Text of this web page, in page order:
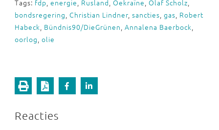
Tags: fdp, energie, Rusland, Oekraïne, Olaf Scholz,
bondsregering, Christian Lindner, sancties, gas, Robert
Habeck, Bündnis90/DieGrünen, Annalena Baerbock,
oorlog, olie
Reacties